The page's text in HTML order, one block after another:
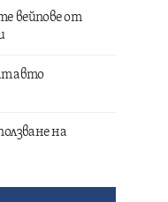
вейпове от
авто
на